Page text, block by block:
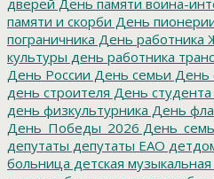
памяти и скорби День
пограничника День работника
культуры день работника
День России День семьи День
день строителя День студента
день физкультурника День
День_Победы_2026
депутаты депутаты ЕАО
больница детская